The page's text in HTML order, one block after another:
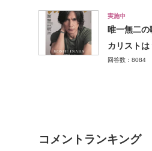
実施中
唯一無二
カリストは
回答数：8084
コメントランキング